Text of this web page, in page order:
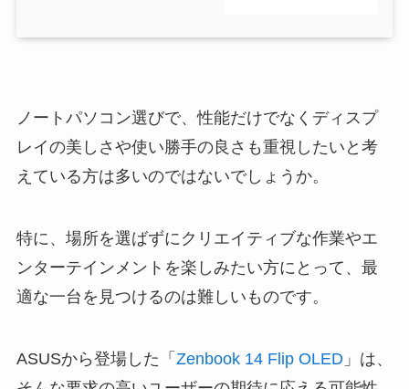
ノートパソコン選びで、性能だけでなくディスプ
レイの美しさや使い勝手の良さも重視したいと考
えている方は多いのではないでしょうか。
特に、場所を選ばずにクリエイティブな作業やエ
ンターテインメントを楽しみたい方にとって、最
適な一台を見つけるのは難しいものです。
ASUSから登場した「 Zenbook 14 Flip OLED」は、